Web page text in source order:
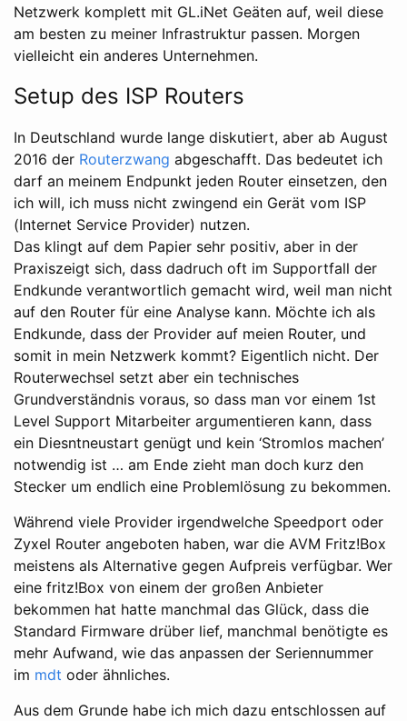
Netzwerk komplett mit GL.iNet Geäten auf, weil diese
am besten zu meiner Infrastruktur passen. Morgen
vielleicht ein anderes Unternehmen.
Setup des ISP Routers
In Deutschland wurde lange diskutiert, aber ab August
2016 der Routerzwang abgeschafft. Das bedeutet ich
darf an meinem Endpunkt jeden Router einsetzen, den
ich will, ich muss nicht zwingend ein Gerät vom ISP
(Internet Service Provider) nutzen.
Das klingt auf dem Papier sehr positiv, aber in der
Praxiszeigt sich, dass dadruch oft im Supportfall der
Endkunde verantwortlich gemacht wird, weil man nicht
auf den Router für eine Analyse kann. Möchte ich als
Endkunde, dass der Provider auf meien Router, und
somit in mein Netzwerk kommt? Eigentlich nicht. Der
Routerwechsel setzt aber ein technisches
Grundverständnis voraus, so dass man vor einem 1st
Level Support Mitarbeiter argumentieren kann, dass
ein Diesntneustart genügt und kein ‘Stromlos machen’
notwendig ist … am Ende zieht man doch kurz den
Stecker um endlich eine Problemlösung zu bekommen.
Während viele Provider irgendwelche Speedport oder
Zyxel Router angeboten haben, war die AVM Fritz!Box
meistens als Alternative gegen Aufpreis verfügbar. Wer
eine fritz!Box von einem der großen Anbieter
bekommen hat hatte manchmal das Glück, dass die
Standard Firmware drüber lief, manchmal benötigte es
mehr Aufwand, wie das anpassen der Seriennummer
im mdt oder ähnliches.
Aus dem Grunde habe ich mich dazu entschlossen auf